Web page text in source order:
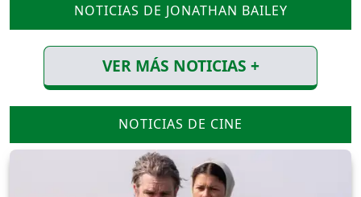
NOTICIAS DE JONATHAN BAILEY
VER MÁS NOTICIAS +
NOTICIAS DE CINE